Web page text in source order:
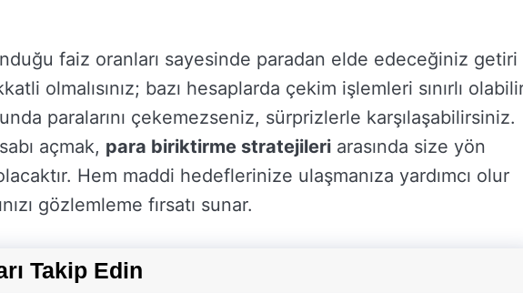
faiz oranları sayesinde paradan elde edeceğiniz getiri
olmalısınız; bazı hesaplarda çekim işlemleri sınırlı
paralarını çekemezseniz, sürprizlerle karşılaşabilirsiniz.
açmak, para biriktirme stratejileri arasında size yön
Hem maddi hedeflerinize ulaşmanıza yardımcı olur
gözlemleme fırsatı sunar.
Takip Edin